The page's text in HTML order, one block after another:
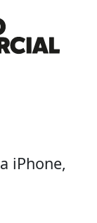
iPhone,